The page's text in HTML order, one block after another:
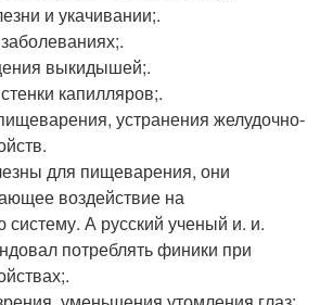
и укачивании;.
выкидышей;.
капилляров;.
устранения желудочно-
для пищеварения, они
воздействие на
А русский ученый и. и.
потреблять финики при